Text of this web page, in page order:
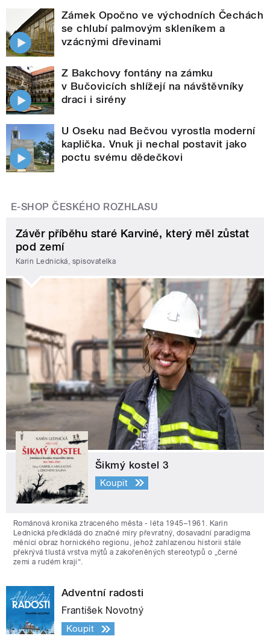
Zámek Opočno ve východních Čechách
se chlubí palmovým skleníkem a
vzácnými dřevinami
Z Bakchovy fontány na zámku
v Bučovicích shlížejí na návštěvníky
draci i sirény
U Oseku nad Bečvou vyrostla moderní
kaplička. Vnuk ji nechal postavit jako
poctu svému dědečkovi
E-SHOP ČESKÉHO ROZHLASU
Závěr příběhu staré Karviné, který měl zůstat
pod zemí
Karin Lednická, spisovatelka
Šikmý kostel 3
Koupit
Románová kronika ztraceného města - léta 1945–1961. Karin
Lednická předkládá do značné míry převratný, dosavadní paradigma
měnící obraz hornického regionu, jehož zahlazenou historii stále
překrývá tlustá vrstva mýtů a zakořeněných stereotypů o „černé
zemi a rudém kraji“.
Adventní radosti
František Novotný
Koupit